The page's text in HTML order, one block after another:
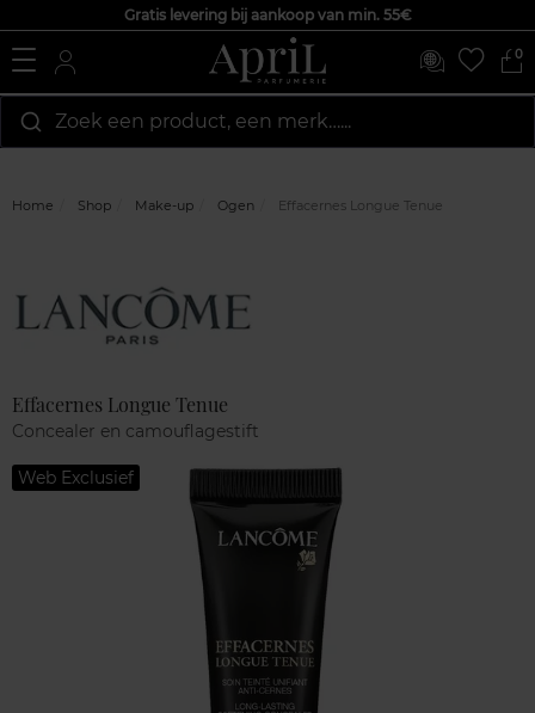
Gratis levering bij aankoop van min. 55€
0
Zoek een product, een merk…...
Home Shop Make-up Ogen Effacernes Longue Tenue
Effacernes Longue Tenue
Concealer en camouflagestift
Web Exclusief